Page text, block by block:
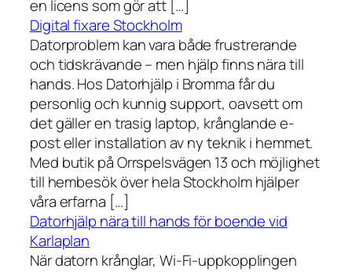
en licens som gör att […]
Digital fixare Stockholm
Datorproblem kan vara både frustrerande
och tidskrävande – men hjälp finns nära till
hands. Hos Datorhjälp i Bromma får du
personlig och kunnig support, oavsett om
det gäller en trasig laptop, krånglande e-
post eller installation av ny teknik i hemmet.
Med butik på Orrspelsvägen 13 och möjlighet
till hembesök över hela Stockholm hjälper
våra erfarna […]
Datorhjälp nära till hands för boende vid
Karlaplan
När datorn krånglar, Wi-Fi-uppkopplingen